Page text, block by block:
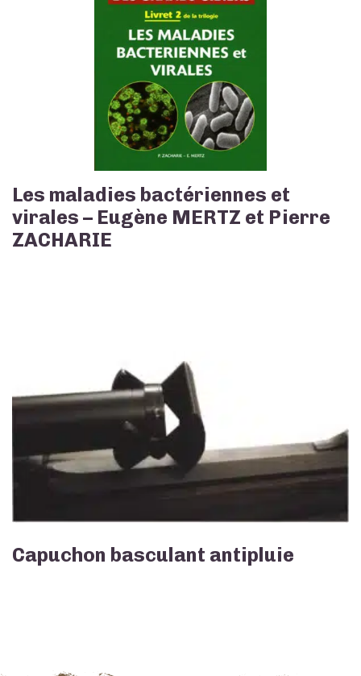
Les maladies bactériennes et
virales – Eugène MERTZ et Pierre
ZACHARIE
Capuchon basculant antipluie